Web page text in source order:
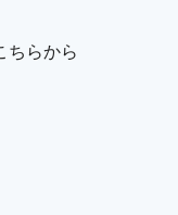
ちらから